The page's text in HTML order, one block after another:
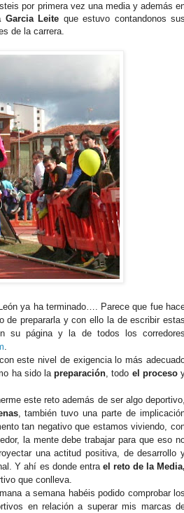
por primera vez una media y además
Garcia Leite que estuvo contandonos sus
de la carrera.
ya ha terminado…. Parece que fue
de prepararla y con ello la de escribir estas
su página y la de todos los corredores
.
este nivel de exigencia lo más
ha sido lapreparación, todo el proceso
este reto además de ser algo deportivo,
, también tuvo una parte de
tan negativo que estamos viviendo,
la mente debe trabajar para que eso
una actitud positiva, de desarrollo
Y ahí es donde entra el reto de la Media,
que conlleva.
a semana habéis podido comprobar los
en relación a superar mis marcas